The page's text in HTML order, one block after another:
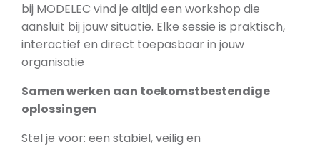
bij MODELEC vind je altijd een workshop die
aansluit bij jouw situatie. Elke sessie is praktisch,
interactief en direct toepasbaar in jouw
organisatie
Samen werken aan toekomstbestendige
oplossingen
Stel je voor: een stabiel, veilig en